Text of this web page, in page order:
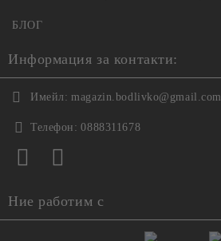
БЛОГ
Информация за контакти:
Имейл: magazin.bodlivko@gmail.com
Телефон: 0888311678
Ние работим с